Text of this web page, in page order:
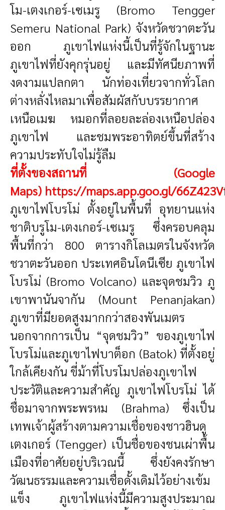
โม-เตงเกอร์-เซเมรู (Bromo Tengger
Semeru National Park) จังหวัดชวาตะวัน
ออก ภูเขาไฟแห่งนี้เป็นที่รู้จักในฐานะ
ภูเขาไฟที่ยังคุกรุ่นอยู่ และมีทัศนียภาพที่
งดงามแปลกตา นักท่องเที่ยวจากทั่วโลก
ต่างหลั่งไหลมาเพื่อสัมผัสกับบรรยากาศ
เหนือเมฆ หมอกที่ลอยละล่องเหนือปล่อง
ภูเขาไฟ และชมพระอาทิตย์ขึ้นที่สร้าง
ความประทับใจไม่รู้ลืม
ที่ตั้งของสถานที่ (Google
Maps) https://maps.app.goo.gl/
ภูเขาไฟโบรโม่ ตั้งอยู่ในพื้นที่ อุทยานแห่ง
ชาติบรูโม-เตงเกอร์-เซเมรู ซึ่งครอบคลุม
พื้นที่กว่า 800 ตารางกิโลเมตรในจังหวัด
ชวาตะวันออก ประเทศอินโดนีเซีย ภูเขาไฟ
โบรโม่ (Bromo Volcano) และจุดชมวิว ภู
เขาพานันจากัน (Mount Penanjakan)
ภูเขาที่มียอดสูงมากกว่าสองพันเมตร
นอกจากการเป็น “จุดชมวิว” ของภูเขาไฟ
โบรโม่และภูเขาไฟบาต็อก (Batok) ที่ตั้งอยู่
ใกล้เคียงกัน ขี่ม้าที่โบรโมปล่องภูเขาไฟ
ประวัติและความสำคัญ ภูเขาไฟโบรโม่ ได้
ชื่อมาจากพระพรหม (Brahma) ซึ่งเป็น
เทพเจ้าผู้สร้างตามความเชื่อของชาวฮินดู
เตงเกอร์ (Tengger) เป็นชื่อของชนเผ่าพื้น
เมืองที่อาศัยอยู่บริเวณนี้ ซึ่งยังคงรักษา
วัฒนธรรมและความเชื่อดั้งเดิมไว้อย่างเข้ม
แข็ง ภูเขาไฟแห่งนี้มีความสูงประมาณ